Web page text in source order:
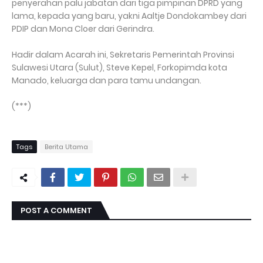
penyerahan palu jabatan dari tiga pimpinan DPRD yang
lama, kepada yang baru, yakni Aaltje Dondokambey dari
PDIP dan Mona Cloer dari Gerindra.
Hadir dalam Acarah ini, Sekretaris Pemerintah Provinsi
Sulawesi Utara (Sulut), Steve Kepel, Forkopimda kota
Manado, keluarga dan para tamu undangan.
(***)
Tags Berita Utama
POST A COMMENT